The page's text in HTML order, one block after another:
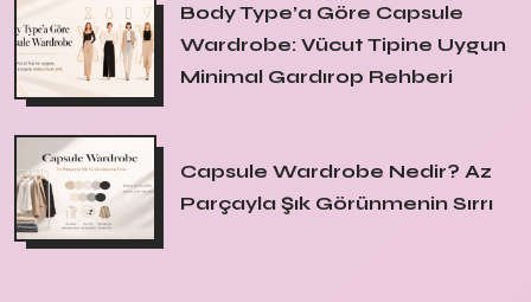
Body Type’a Göre Capsule
Wardrobe: Vücut Tipine Uygun
Minimal Gardırop Rehberi
Capsule Wardrobe Nedir? Az
Parçayla Şık Görünmenin Sırrı